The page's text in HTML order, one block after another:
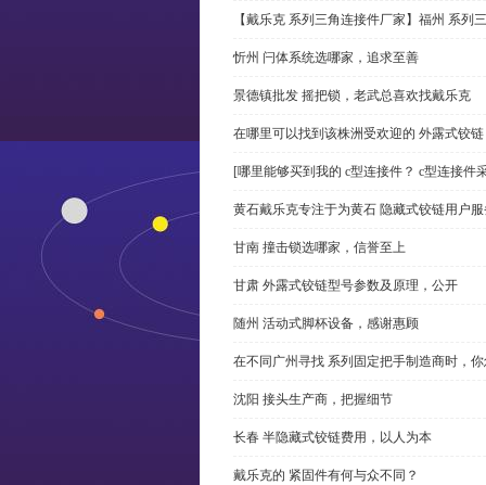
【戴乐克 系列三角连接件厂家】福州 系列
忻州 闩体系统选哪家，追求至善
景德镇批发 摇把锁，老武总喜欢找戴乐克
在哪里可以找到该株洲受欢迎的 外露式铰
[哪里能够买到我的 c型连接件？ c型连接件
黄石戴乐克专注于为黄石 隐藏式铰链用户
甘南 撞击锁选哪家，信誉至上
甘肃 外露式铰链型号参数及原理，公开
随州 活动式脚杯设备，感谢惠顾
在不同广州寻找 系列固定把手制造商时，
沈阳 接头生产商，把握细节
长春 半隐藏式铰链费用，以人为本
戴乐克的 紧固件有何与众不同？